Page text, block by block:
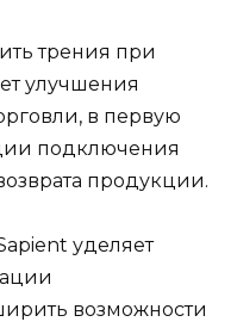
трения при
улучшения
в первую
подключения
продукции.
уделяет
возможности